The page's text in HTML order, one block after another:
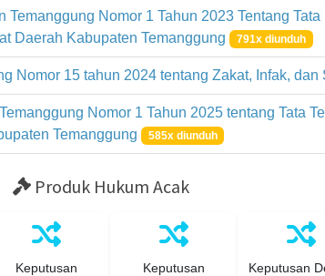
Nomor 1 Tahun 2023 Tentang
Daerah Kabupaten Temanggung 791x diunduh
Nomor 15 tahun 2024 tentang Zakat, Infak,
Nomor 1 Tahun 2025 tentang Tata
Temanggung
585x diunduh
Produk Hukum Acak
Keputusan
Keputusan
Keputusan